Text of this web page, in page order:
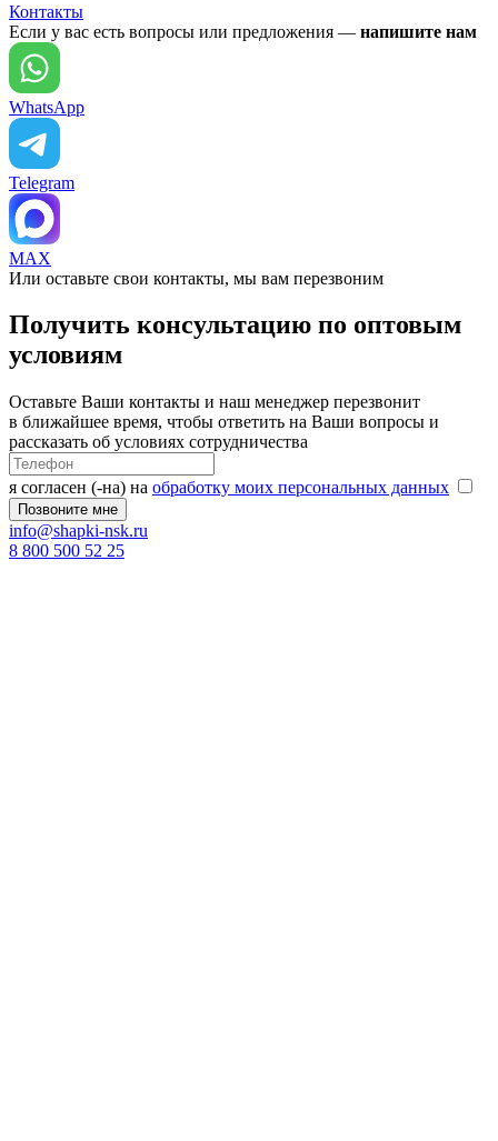
Контакты
Если у вас есть вопросы или предложения — напишите нам
WhatsApp
Telegram
MAX
Или оставьте свои контакты, мы вам перезвоним
Получить консультацию по оптовым
условиям
Оставьте Ваши контакты и наш менеджер перезвонит
в ближайшее время, чтобы ответить на Ваши вопросы и
рассказать об условиях сотрудничества
я согласен (-на) на обработку моих персональных данных
info@shapki-nsk.ru
8 800 500 52 25